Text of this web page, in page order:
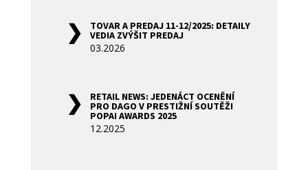
TOVAR A PREDAJ 11-12/2025: DETAILY
VEDIA ZVÝŠIT PREDAJ
03.2026
RETAIL NEWS: JEDENÁCT OCENĚNÍ
PRO DAGO V PRESTIŽNÍ SOUTĚŽI
POPAI AWARDS 2025
12.2025